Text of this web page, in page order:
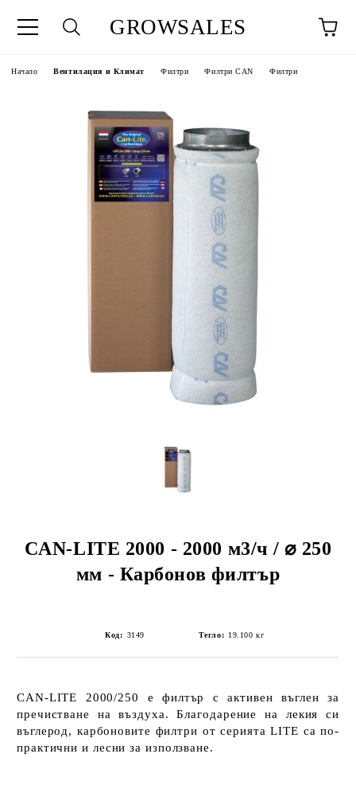
GROWSALES
Начало Вентилация и Климат Филтри Филтри CAN Филтри
CAN-LITE 2000 - 2000 м3/ч / ⌀ 250
мм - Карбонов филтър
Код: 3149 Тегло: 19.100 кг
CAN-LITE 2000/250 е филтър сактивен въглен за
пречистване на въздуха. Благодарение на лекия си
въглерод, карбоновите филтри от серията LITE сапо-
практични и лесни за използване.